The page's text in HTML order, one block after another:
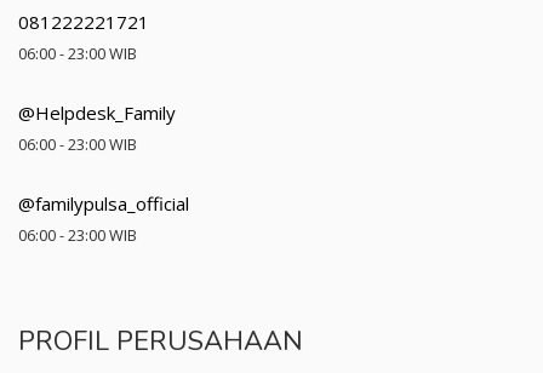
081222221721
06:00 - 23:00 WIB
@Helpdesk_Family
06:00 - 23:00 WIB
@familypulsa_official
06:00 - 23:00 WIB
PROFIL PERUSAHAAN